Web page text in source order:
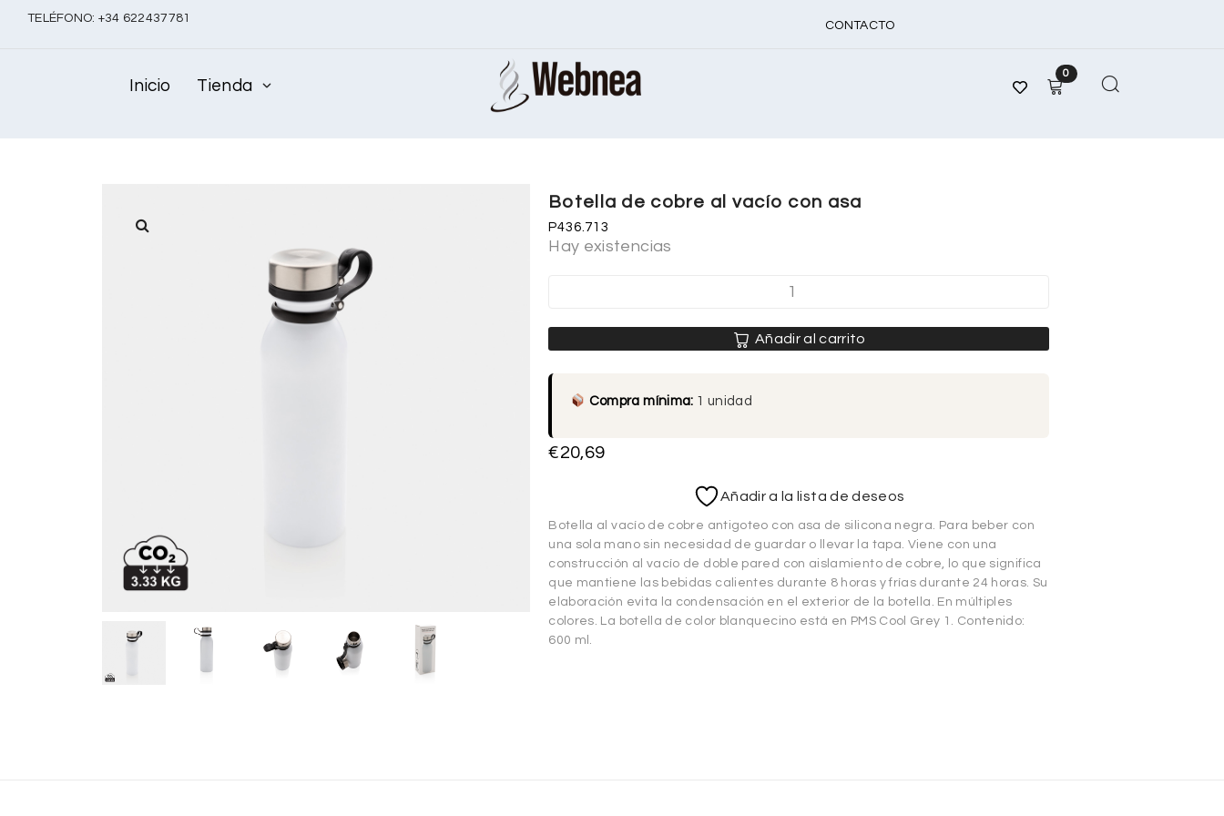
TELÉFONO: +34 622437781
CONTACTO
Inicio Tienda
0
Botella de cobre al vacío con asa
P436.713
Hay existencias
Añadir al carrito
Compra mínima: 1 unidad
€20,69
Añadir a la lista de deseos
Botella al vacío de cobre antigoteo con asa de silicona negra. Para beber con
una sola mano sin necesidad de guardar o llevar la tapa. Viene con una
construcción al vacío de doble pared con aislamiento de cobre, lo que significa
que mantiene las bebidas calientes durante 8 horas y frías durante 24 horas. Su
elaboración evita la condensación en el exterior de la botella. En múltiples
colores. La botella de color blanquecino está en PMS Cool Grey 1. Contenido:
600 ml.